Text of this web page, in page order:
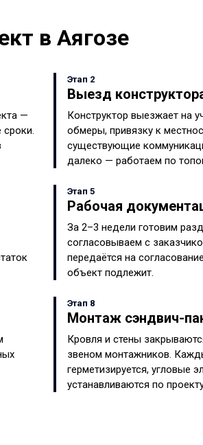
в Аягозе
—
Этап 2
Выезд
Конструктор выезжает на
обмеры, привязку к
существующие
далеко — работаем по
Этап 5
Рабочая
За 2–3 недели готовим
согласовываем с
передаётся на
объект подлежит.
Этап 8
Монтаж сэндвич-
Кровля и стены
звеном монтажников.
герметизируется, угловые
устанавливаются по